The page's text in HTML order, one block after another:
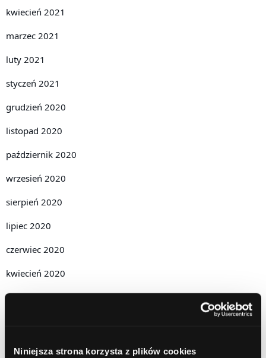
Niniejsza strona korzysta z plików cookies
kwiecień 2021
marzec 2021
luty 2021
styczeń 2021
grudzień 2020
listopad 2020
październik 2020
wrzesień 2020
sierpień 2020
lipiec 2020
czerwiec 2020
kwiecień 2020
luty 2020